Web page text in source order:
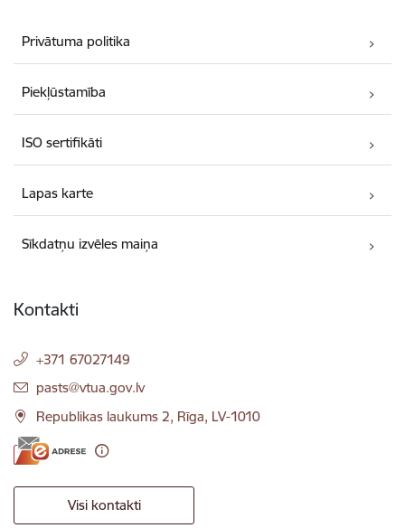
Privātuma politika
Piekļūstamība
ISO sertifikāti
Lapas karte
Sīkdatņu izvēles maiņa
Kontakti
+371 67027149
E-pasts:
pasts@vtua.gov.lv
Republikas laukums 2, Rīga, LV-1010
Visi kontakti